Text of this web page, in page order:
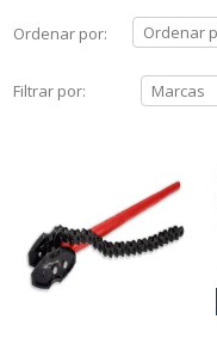
Ordenar por:
Filtrar por: